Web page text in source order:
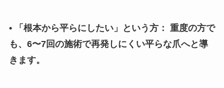
• 「根本から平らにしたい」という方： 重度の方で
も、6〜7回の施術で再発しにくい平らな爪へと導
きます。